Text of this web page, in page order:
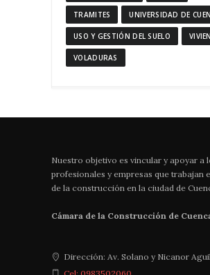
TRAMITES UNIVERSIDAD DE
USO Y GESTIÓN DEL SUELO
VOLADURAS
Nuestro objetivo es vincular y apoyar a
profesionales y empresas que trabajan
de la construcción en la ciudad de
Cámara de la Construcción de
Dirección: Av. Solano y Nicanor